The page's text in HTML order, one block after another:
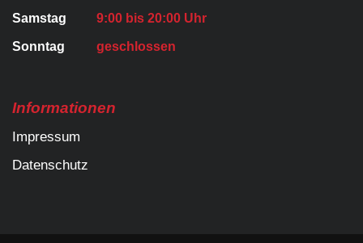
Samstag 9:00 bis 20:00 Uhr
Sonntag geschlossen
Informationen
Impressum
Datenschutz